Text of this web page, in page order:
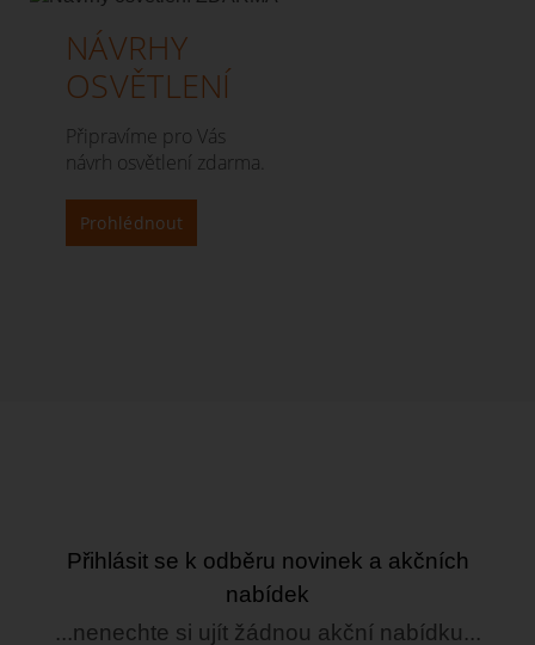
NÁVRHY
OSVĚTLENÍ
Připravíme pro Vás
návrh osvětlení zdarma.
Prohlédnout
Přihlásit se k odběru novinek a akčních
nabídek
...nenechte si ujít žádnou akční nabídku...